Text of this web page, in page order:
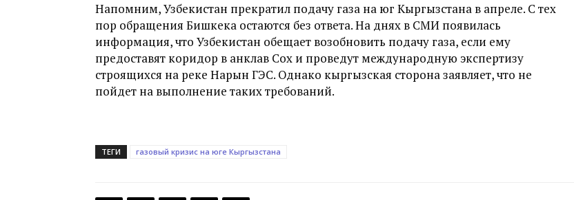
Напомним, Узбекистан прекратил подачу газа на юг Кыргызстана в апреле. С тех
пор обращения Бишкека остаются без ответа. На днях в СМИ появилась
информация, что Узбекистан обещает возобновить подачу газа, если ему
предоставят коридор в анклав Сох и проведут международную экспертизу
строящихся на реке Нарын ГЭС. Однако кыргызская сторона заявляет, что не
пойдет на выполнение таких требований.
ТЕГИ газовый кризис на юге Кыргызстана